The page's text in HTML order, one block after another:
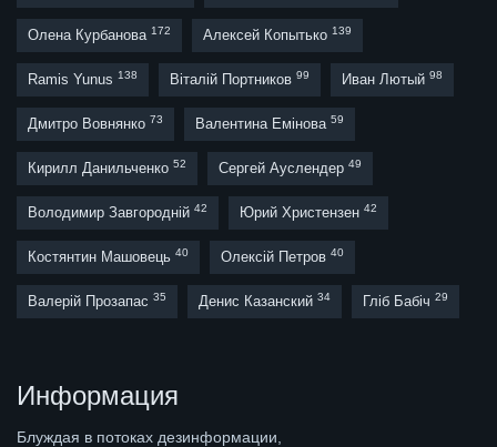
Олена Курбанова 172 Алексей Копытько 139
Ramis Yunus 138 Віталій Портников 99 Иван Лютый 98
Дмитро Вовнянко 73 Валентина Емінова 59
Кирилл Данильченко 52 Сергей Ауслендер 49
Володимир Завгородній 42 Юрий Христензен 42
Костянтин Машовець 40 Олексій Петров 40
Валерій Прозапас 35 Денис Казанский 34 Гліб Бабіч 29
Информация
Блуждая в потоках дезинформации,